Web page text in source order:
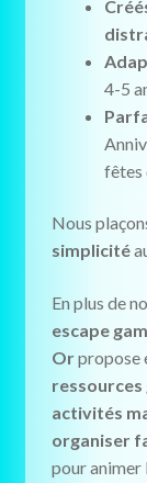
4-5
fêtes
Nous
simplicité
En plus de
escape
Orpropose
activités
organiser
pour animer